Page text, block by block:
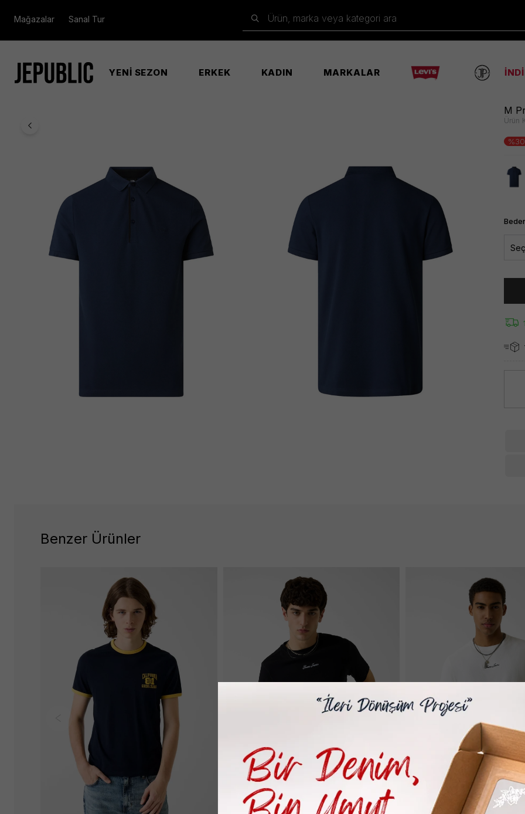
Mağazalar Sanal Tur Ürün, marka veya kategori ara
YENİ SEZON ERKEK KADIN MARKALAR
M Premıum Polo Erkek Summıt N Ti̇şört
Erkek
Anasayfa
M
Ürün
%30
Benzer Ürünler